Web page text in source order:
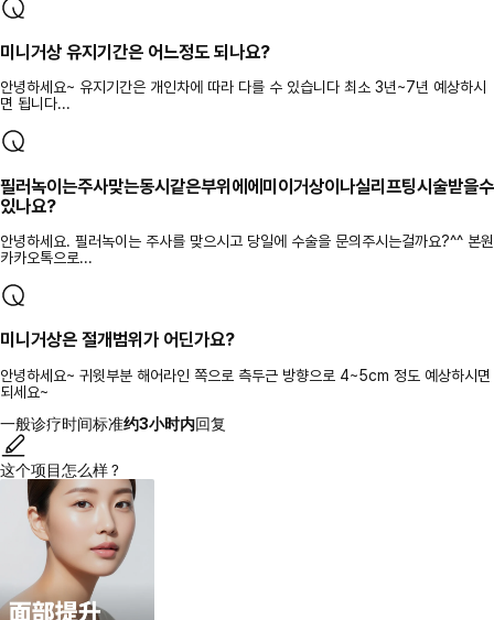
미니거상 유지기간은 어느정도 되나요?
안녕하세요~ 유지기간은 개인차에 따라 다를 수 있습니다 최소 3년~7년 예상하시
면 됩니다...
필러녹이는주사맞는동시같은부위에에미이거상이나실리프팅시술받을수
있나요?
안녕하세요. 필러녹이는 주사를 맞으시고 당일에 수술을 문의주시는걸까요?^^ 본원
카카오톡으로...
미니거상은 절개범위가 어딘가요?
안녕하세요~ 귀윗부분 해어라인 쪽으로 측두근 방향으로 4~5cm 정도 예상하시면
되세요~
一般诊疗时间标准约3小时内回复
这个项目怎么样？